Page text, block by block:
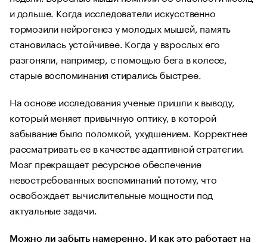
и дольше. Когда исследователи искусственно
тормозили нейрогенез у молодых мышей, память
становилась устойчивее. Когда у взрослых его
разгоняли, например, с помощью бега в колесе,
старые воспоминания стирались быстрее.
На основе исследования ученые пришли к выводу,
который меняет привычную оптику, в которой
забывание было поломкой, ухудшением. Корректнее
рассматривать ее в качестве адаптивной стратегии.
Мозг прекращает ресурсное обеспечение
невостребованных воспоминаний потому, что
освобождает вычислительные мощности под
актуальные задачи.
Можно ли забыть намеренно. И как это работает на